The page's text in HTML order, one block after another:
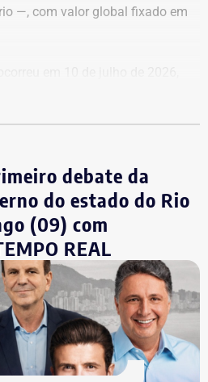
8.977,78 por mês,
—, com valor global fixado em
da prestação de serviços com
empenho parcial inicial no
em outro contrato
da Lei de
ganha destaque em meio
as contratações do município
de serviços.
sábado (18), o plenário do
que a Prefeitura de
debate da
do estado do Rio
(09) com
REAL